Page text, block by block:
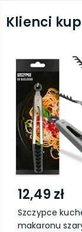
Klienci
12,49 zł
Szczypce
makaronu